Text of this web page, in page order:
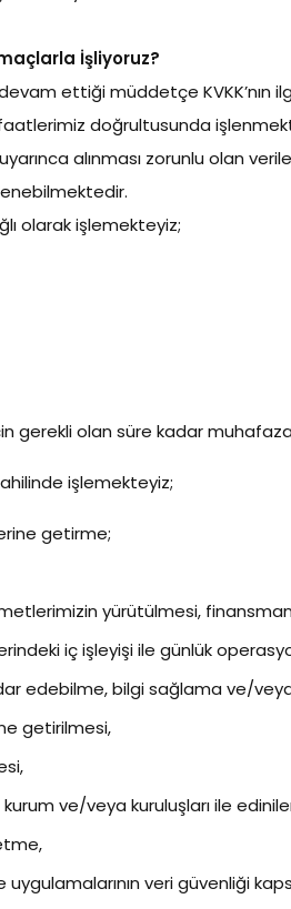
İşliyoruz?
ettiği müddetçe
doğrultusunda
alınması zorunlu olan
olarak işlemekteyiz;
gerekli olan süre kadar
işlemekteyiz;
getirme;
yürütülmesi,
iç işleyişi ile günlük
edebilme, bilgi sağlama ve/
getirilmesi,
ve/veya kuruluşları ile
veri güvenliği